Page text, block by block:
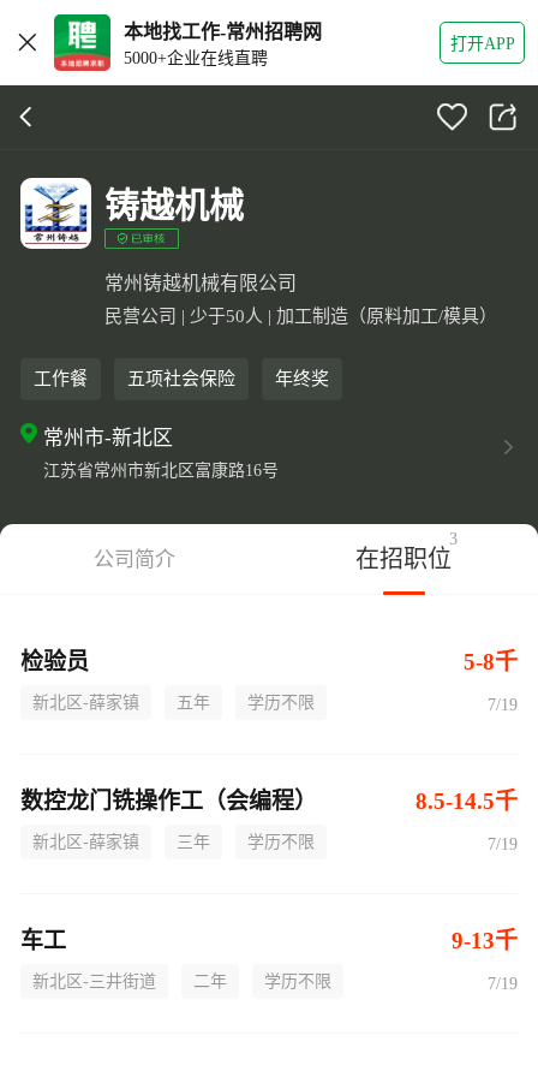
本地找工作-常州招聘网
5000+企业在线直聘
打开APP
铸越机械
常州铸越机械有限公司
民营公司 | 少于50人 | 加工制造（原料加工/模具）
工作餐 五项社会保险 年终奖
常州市-新北区
江苏省常州市新北区富康路16号
公司简介 在招职位
3
检验员 5-8千
新北区-薛家镇 五年 学历不限 7/19
数控龙门铣操作工（会编程） 8.5-14.5千
新北区-薛家镇 三年 学历不限 7/19
车工 9-13千
新北区-三井街道 二年 学历不限 7/19